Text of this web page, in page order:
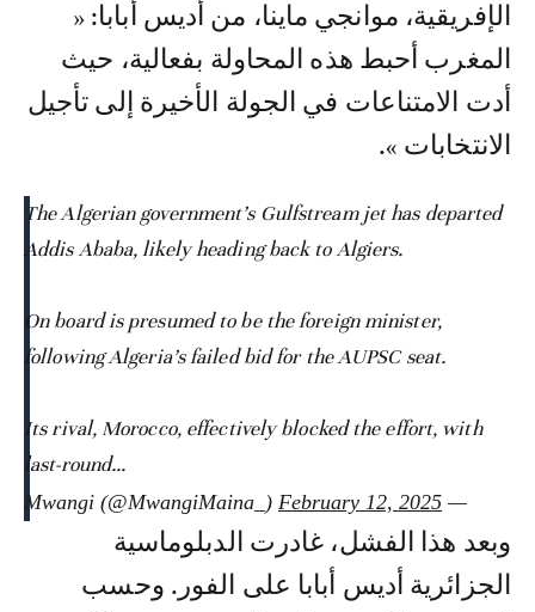
الإفريقية، موانجي ماينا، من أديس أبابا: «
المغرب أحبط هذه المحاولة بفعالية، حيث
أدت الامتناعات في الجولة الأخيرة إلى تأجيل
الانتخابات ».
The Algerian government’s Gulfstream jet has departed
Addis Ababa, likely heading back to Algiers.
On board is presumed to be the foreign minister,
following Algeria’s failed bid for the AUPSC seat.
Its rival, Morocco, effectively blocked the effort, with
last-round…
— Mwangi (@MwangiMaina_)
February 12, 2025
وبعد هذا الفشل، غادرت الدبلوماسية
الجزائرية أديس أبابا على الفور. وحسب